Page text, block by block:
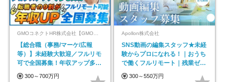
GMOコネクトHR株式会社【GMOインターネットグループ】
【総合職（事務/マーケ/広報
等）】未経験大歓迎／フルリモ
可で全国募集！年収アップ多数
★年休最大130日★
300～700万円
Apollon株式会社
SNS動画の編集スタッフ★未経
験からプロになれる！｜おうち
で働くフルリモート｜残業ゼロ
で18時退勤◎
300～550万円